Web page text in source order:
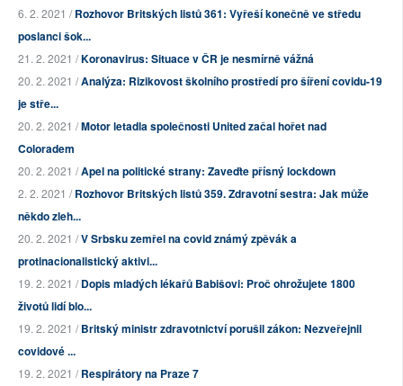
6. 2. 2021 /Rozhovor Britských listů 361: Vyřeší konečně ve středu
poslanci šok...
21. 2. 2021 /Koronavirus: Situace v ČR je nesmírně vážná
20. 2. 2021 /Analýza: Rizikovost školního prostředí pro šíření covidu-19
je stře...
20. 2. 2021 /Motor letadla společnosti United začal hořet nad
Coloradem
20. 2. 2021 /Apel na politické strany: Zaveďte přísný lockdown
2. 2. 2021 /Rozhovor Britských listů 359. Zdravotní sestra: Jak může
někdo zleh...
20. 2. 2021 /V Srbsku zemřel na covid známý zpěvák a
protinacionalistický aktivi...
19. 2. 2021 /Dopis mladých lékařů Babišovi: Proč ohrožujete 1800
životů lidí blo...
19. 2. 2021 /Britský ministr zdravotnictví porušil zákon: Nezveřejnil
covidové ...
19. 2. 2021 /Respirátory na Praze 7